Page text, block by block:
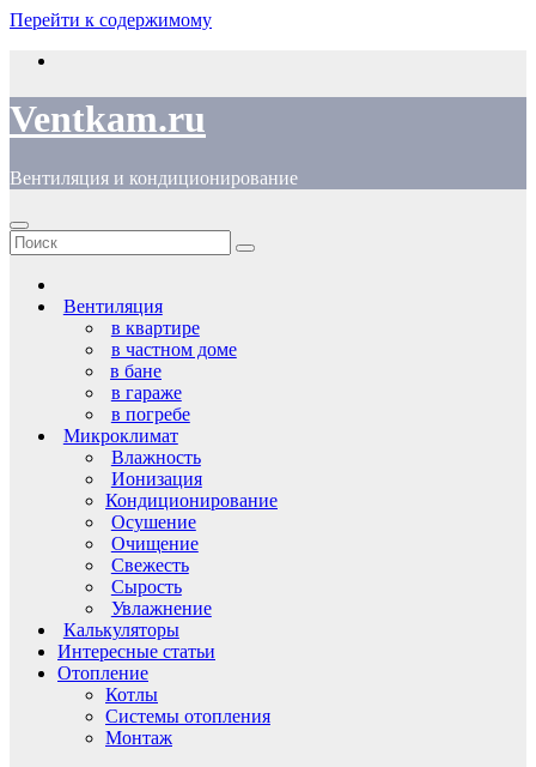
Перейти к содержимому
Ventkam.ru
Вентиляция и кондиционирование
Вентиляция
в квартире
в частном доме
в бане
в гараже
в погребе
Микроклимат
Влажность
Ионизация
Кондиционирование
Осушение
Очищение
Свежесть
Сырость
Увлажнение
Калькуляторы
Интересные статьи
Отопление
Котлы
Системы отопления
Монтаж